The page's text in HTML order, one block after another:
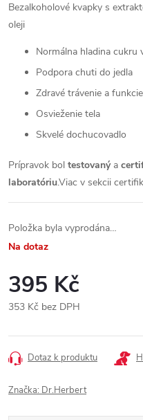
Bezalkoholové kvapky s
oleji
Normálna hladina cukru
Podpora chuti do jedla
Zdravé trávenie a
Osvieženie tela
Skvelé dochucovadlo
Prípravok bol testovanýa
laboratóriu.Viac v sekcii
Položka byla vyprodána…
Na dotaz
395 Kč
353 Kč bez DPH
cena:
Dotaz k produktu
Značka: Dr.Herbert